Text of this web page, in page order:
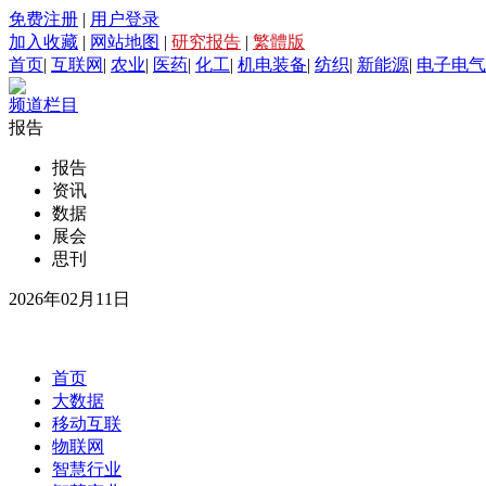
免费注册 | 用户登录
加入收藏 | 网站地图 | 研究报告 | 繁體版
首页| 互联网 | 农业| 医药| 化工| 机电装备| 纺织| 新能源| 电子电气
频道栏目
报告
报告
资讯
数据
展会
思刊
2026年02月11日
首页
大数据
移动互联
物联网
智慧行业